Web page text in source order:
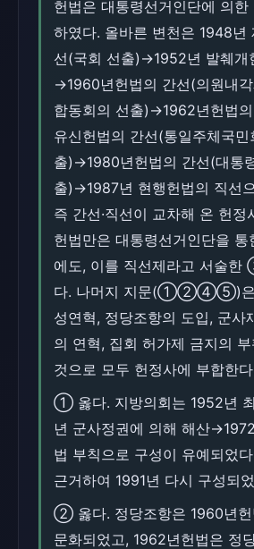
헌법은 대통령선거인단에 의한
하였다. 올바른 변천은 1948년
선(국회 선출)→1952년 발췌개
→1960년헌법의 간선(의원내
합동회의 선출)→1962년헌법
유신헌법의 간선(통일주체국민
출)→1980년헌법의 간선(대통
출)→1987년 현행헌법의 직선
즉 간선·직선이 교차해 온 헌정
헌법만은 대통령선거인단을 통
에도, 이를 직선제라고 서술
다. 나머지 지문(①②④⑤)은
성연혁, 정당조항의 도입, 군사
의 연혁, 집회 허가제 금지의
것으로 모두 헌정사에 부합한
① 옳다. 지방의회는 1952년
년 군사정권에 의해 해산
법 부칙으로 구성이 유예되었
근거하여 1991년 다시 구성되
② 옳다. 정당조항은 1960년헌
문화되었고, 1962년헌법은 정